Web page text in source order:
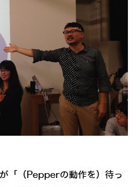
「（Pepperの動作を）待っ